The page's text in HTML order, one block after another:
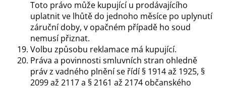
Toto právo může kupující u prodávajícího
uplatnit ve lhůtě do jednoho měsíce po uplynutí
záruční doby, v opačném případě ho soud
nemusí přiznat.
Volbu způsobu reklamace má kupující.
Práva a povinnosti smluvních stran ohledně
práv z vadného plnění se řídí § 1914 až 1925, §
2099 až 2117 a § 2161 až 2174 občanského